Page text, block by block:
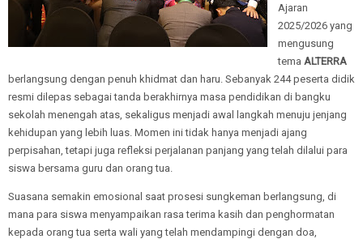
Ajaran
2025/2026 yang
mengusung
tema ALTERRA
berlangsung dengan penuh khidmat dan haru. Sebanyak 244 peserta didik
resmi dilepas sebagai tanda berakhirnya masa pendidikan di bangku
sekolah menengah atas, sekaligus menjadi awal langkah menuju jenjang
kehidupan yang lebih luas. Momen ini tidak hanya menjadi ajang
perpisahan, tetapi juga refleksi perjalanan panjang yang telah dilalui para
siswa bersama guru dan orang tua.
Suasana semakin emosional saat prosesi sungkeman berlangsung, di
mana para siswa menyampaikan rasa terima kasih dan penghormatan
kepada orang tua serta wali yang telah mendampingi dengan doa,